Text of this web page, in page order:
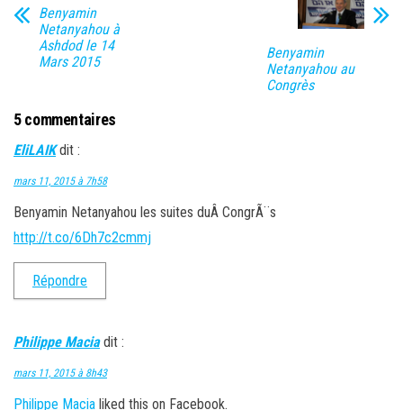
Benyamin
Netanyahou à
Ashdod le 14
Mars 2015
Benyamin
Netanyahou au
Congrès
5 commentaires
EliLAIK dit :
mars 11, 2015 à 7h58
Benyamin Netanyahou les suites duÂ CongrÃ¨s
http://t.co/6Dh7c2cmmj
Répondre
Philippe Macia dit :
mars 11, 2015 à 8h43
Philippe Macia liked this on Facebook.